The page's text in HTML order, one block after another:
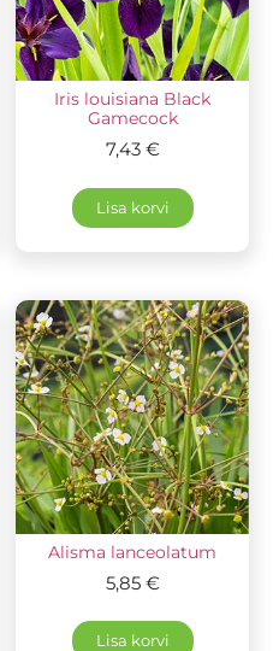
Iris louisiana Black
Gamecock
7,43 €
Lisa korvi
Alisma lanceolatum
5,85 €
Lisa korvi